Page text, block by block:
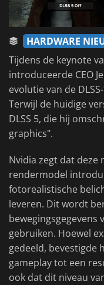
HARDWARE
Tijdens de keynote
introduceerde CEO
evolutie van de
Terwijl de huidige
DLSS 5, die hij
graphics".
Nvidia zegt dat deze
rendermodel
fotorealistische
leveren. Dit wordt
bewegingsgegevens
gebruiken. Hoewel
gedeeld,
gameplay tot een
ook dat dit niveau